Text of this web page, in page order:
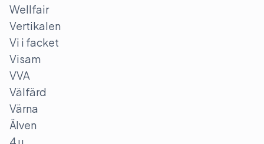
Wellfair
Vertikalen
Vi i facket
Visam
VVA
Välfärd
Värna
Älven